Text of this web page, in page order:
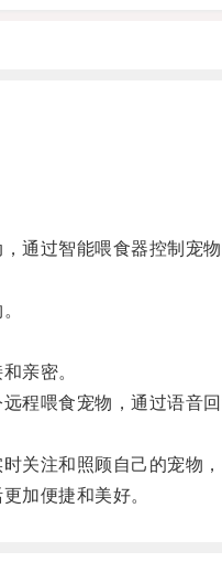
过智能喂食器控制宠物
亲密。
喂食宠物，通过语音回
注和照顾自己的宠物，
加便捷和美好。